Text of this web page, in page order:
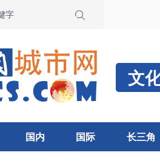
文
国内 国际 长三角